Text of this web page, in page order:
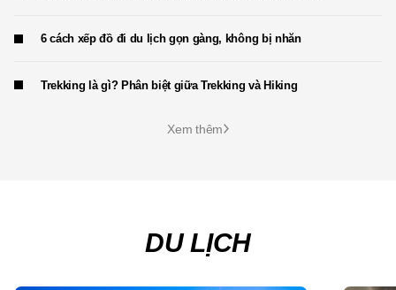
6 cách xếp đồ đi du lịch gọn gàng, không bị nhăn
Trekking là gì? Phân biệt giữa Trekking và Hiking
Xem thêm
DU LỊCH